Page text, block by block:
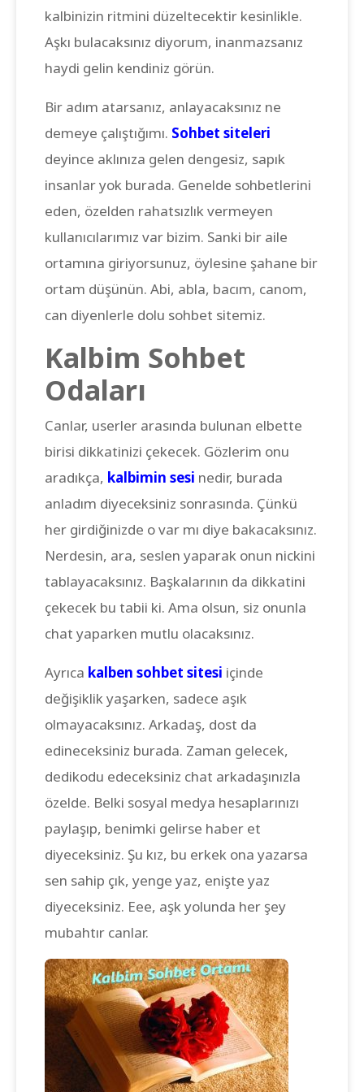
kalbinizin ritmini düzeltecektir kesinlikle.
Aşkı bulacaksınız diyorum, inanmazsanız
haydi gelin kendiniz görün.
Bir adım atarsanız, anlayacaksınız ne
demeye çalıştığımı. Sohbet siteleri
deyince aklınıza gelen dengesiz, sapık
insanlar yok burada. Genelde sohbetlerini
eden, özelden rahatsızlık vermeyen
kullanıcılarımız var bizim. Sanki bir aile
ortamına giriyorsunuz, öylesine şahane bir
ortam düşünün. Abi, abla, bacım, canom,
can diyenlerle dolu sohbet sitemiz.
Kalbim Sohbet
Odaları
Canlar, userler arasında bulunan elbette
birisi dikkatinizi çekecek. Gözlerim onu
aradıkça, kalbimin sesi nedir, burada
anladım diyeceksiniz sonrasında. Çünkü
her girdiğinizde o var mı diye bakacaksınız.
Nerdesin, ara, seslen yaparak onun nickini
tablayacaksınız. Başkalarının da dikkatini
çekecek bu tabii ki. Ama olsun, siz onunla
chat yaparken mutlu olacaksınız.
Ayrıca kalben sohbet sitesi içinde
değişiklik yaşarken, sadece aşık
olmayacaksınız. Arkadaş, dost da
edineceksiniz burada. Zaman gelecek,
dedikodu edeceksiniz chat arkadaşınızla
özelde. Belki sosyal medya hesaplarınızı
paylaşıp, benimki gelirse haber et
diyeceksiniz. Şu kız, bu erkek ona yazarsa
sen sahip çık, yenge yaz, enişte yaz
diyeceksiniz. Eee, aşk yolunda her şey
mubahtır canlar.